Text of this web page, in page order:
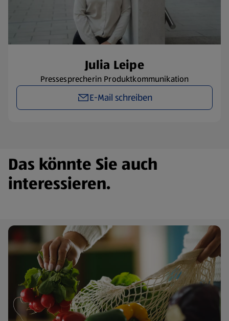
​Julia Leipe
Pressesprecherin Produktkommunikation
E-Mail schreiben
Das könnte Sie auch
interessieren.